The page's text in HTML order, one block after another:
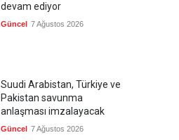
devam ediyor
Güncel 7 Ağustos 2026
Suudi Arabistan, Türkiye ve
Pakistan savunma
anlaşması imzalayacak
Güncel 7 Ağustos 2026